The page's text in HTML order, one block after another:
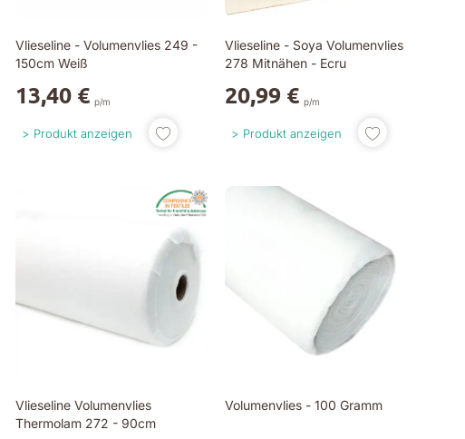
Vlieseline - Volumenvlies 249 -
150cm Weiß
13,40 € p/m
Produkt anzeigen
Vlieseline - Soya Volumenvlies
278 Mitnähen - Ecru
20,99 € p/m
Produkt anzeigen
Vlieseline Volumenvlies
Thermolam 272 - 90cm
Volumenvlies - 100 Gramm